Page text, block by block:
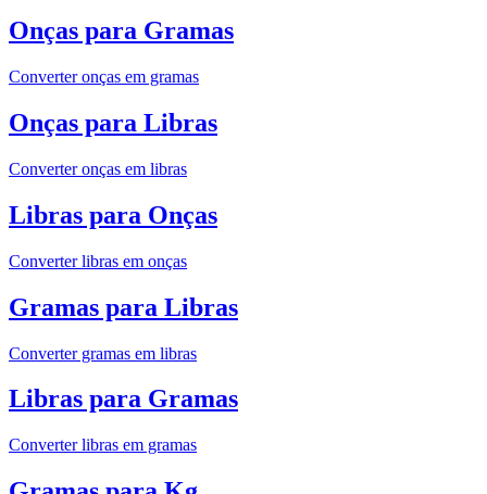
Onças para Gramas
Converter onças em gramas
Onças para Libras
Converter onças em libras
Libras para Onças
Converter libras em onças
Gramas para Libras
Converter gramas em libras
Libras para Gramas
Converter libras em gramas